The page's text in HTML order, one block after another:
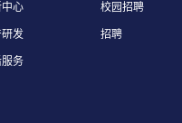
心
研发
务
校园招聘
招聘